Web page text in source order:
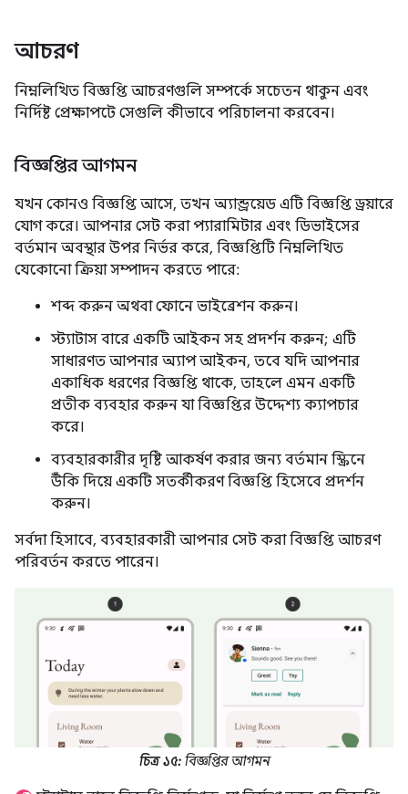
আচরণ
নিম্নলিখিত বিজ্ঞপ্তি আচরণগুলি সম্পর্কে সচেতন থাকুন এবং
নির্দিষ্ট প্রেক্ষাপটে সেগুলি কীভাবে পরিচালনা করবেন।
বিজ্ঞপ্তির আগমন
যখন কোনও বিজ্ঞপ্তি আসে, তখন অ্যান্ড্রয়েড এটি বিজ্ঞপ্তি ড্রয়ারে
যোগ করে। আপনার সেট করা প্যারামিটার এবং ডিভাইসের
বর্তমান অবস্থার উপর নির্ভর করে, বিজ্ঞপ্তিটি নিম্নলিখিত
যেকোনো ক্রিয়া সম্পাদন করতে পারে:
শব্দ করুন অথবা ফোনে ভাইব্রেশন করুন।
স্ট্যাটাস বারে একটি আইকন সহ প্রদর্শন করুন; এটি
সাধারণত আপনার অ্যাপ আইকন, তবে যদি আপনার
একাধিক ধরণের বিজ্ঞপ্তি থাকে, তাহলে এমন একটি
প্রতীক ব্যবহার করুন যা বিজ্ঞপ্তির উদ্দেশ্য ক্যাপচার
করে।
ব্যবহারকারীর দৃষ্টি আকর্ষণ করার জন্য বর্তমান স্ক্রিনে
উঁকি দিয়ে একটি সতর্কীকরণ বিজ্ঞপ্তি হিসেবে প্রদর্শন
করুন।
সর্বদা হিসাবে, ব্যবহারকারী আপনার সেট করা বিজ্ঞপ্তি আচরণ
পরিবর্তন করতে পারেন।
চিত্র ১৫:বিজ্ঞপ্তির আগমন